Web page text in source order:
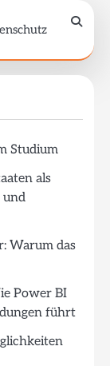
Studium
als
und
Warum das
Power BI
führt